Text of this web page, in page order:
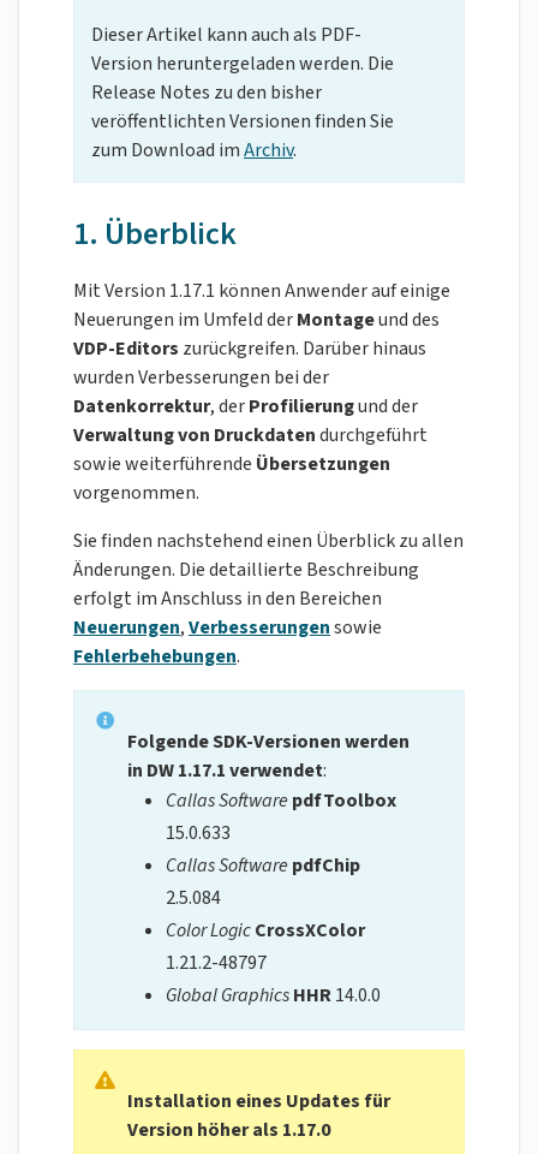
Dieser Artikel kann auch als PDF-
Version heruntergeladen werden. Die
Release Notes zu den bisher
veröffentlichten Versionen finden Sie
zum Download imArchiv.
1. Überblick
Mit Version 1.17.1 können Anwender auf einige
Neuerungen im Umfeld derMontageund des
VDP-Editors zurückgreifen. Darüber hinaus
wurden Verbesserungen bei der
Datenkorrektur, derProfilierungund der
Verwaltung von Druckdatendurchgeführt
sowie weiterführende Übersetzungen
vorgenommen.
Sie finden nachstehend einen Überblick zu allen
Änderungen. Die detaillierte Beschreibung
erfolgt im Anschluss in den Bereichen
Neuerungen,Verbesserungensowie
Fehlerbehebungen.
Folgende SDK-Versionen werden
in DW 1.17.1 verwendet:
Callas SoftwarepdfToolbox
15.0.633
Callas SoftwarepdfChip
2.5.084
Color LogicCrossXColor
1.21.2-48797
Global GraphicsHHR14.0.0
Installation eines Updates für
Version höher als 1.17.0